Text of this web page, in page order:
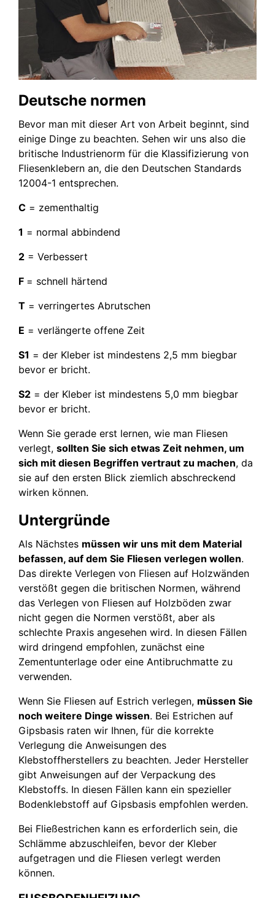
Deutsche normen
Bevor man mit dieser Art von Arbeit beginnt, sind
einige Dinge zu beachten. Sehen wir uns also die
britische Industrienorm für die Klassifizierung von
Fliesenklebern an, die den Deutschen Standards
12004-1 entsprechen.
C = zementhaltig
1 = normal abbindend
2 = Verbessert
F = schnell härtend
T = verringertes Abrutschen
E = verlängerte offene Zeit
S1 = der Kleber ist mindestens 2,5 mm biegbar
bevor er bricht.
S2 = der Kleber ist mindestens 5,0 mm biegbar
bevor er bricht.
Wenn Sie gerade erst lernen, wie man Fliesen
verlegt, sollten Sie sich etwas Zeit nehmen, um
sich mit diesen Begriffen vertraut zu machen, da
sie auf den ersten Blick ziemlich abschreckend
wirken können.
Untergründe
Als Nächstes müssen wir uns mit dem Material
befassen, auf dem Sie Fliesen verlegen wollen.
Das direkte Verlegen von Fliesen auf Holzwänden
verstößt gegen die britischen Normen, während
das Verlegen von Fliesen auf Holzböden zwar
nicht gegen die Normen verstößt, aber als
schlechte Praxis angesehen wird. In diesen Fällen
wird dringend empfohlen, zunächst eine
Zementunterlage oder eine Antibruchmatte zu
verwenden.
Wenn Sie Fliesen auf Estrich verlegen, müssen Sie
noch weitere Dinge wissen. Bei Estrichen auf
Gipsbasis raten wir Ihnen, für die korrekte
Verlegung die Anweisungen des
Klebstoffherstellers zu beachten. Jeder Hersteller
gibt Anweisungen auf der Verpackung des
Klebstoffs. In diesen Fällen kann ein spezieller
Bodenklebstoff auf Gipsbasis empfohlen werden.
Bei Fließestrichen kann es erforderlich sein, die
Schlämme abzuschleifen, bevor der Kleber
aufgetragen und die Fliesen verlegt werden
können.